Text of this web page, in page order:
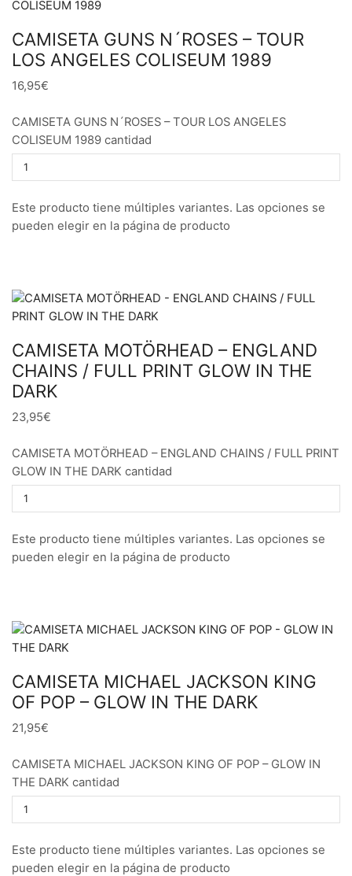
CAMISETA GUNS N´ROSES – TOUR
LOS ANGELES COLISEUM 1989
16,95€
CAMISETA GUNS N´ROSES – TOUR LOS ANGELES
COLISEUM 1989 cantidad
Este producto tiene múltiples variantes. Las opciones se
pueden elegir en la página de producto
CAMISETA MOTÖRHEAD – ENGLAND
CHAINS / FULL PRINT GLOW IN THE
DARK
23,95€
CAMISETA MOTÖRHEAD – ENGLAND CHAINS / FULL PRINT
GLOW IN THE DARK cantidad
Este producto tiene múltiples variantes. Las opciones se
pueden elegir en la página de producto
CAMISETA MICHAEL JACKSON KING
OF POP – GLOW IN THE DARK
21,95€
CAMISETA MICHAEL JACKSON KING OF POP – GLOW IN
THE DARK cantidad
Este producto tiene múltiples variantes. Las opciones se
pueden elegir en la página de producto